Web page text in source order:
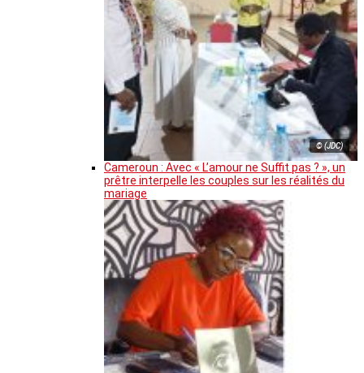
© (JDC)
Cameroun : Avec « L’amour ne Suffit pas ? », un
prêtre interpelle les couples sur les réalités du
mariage